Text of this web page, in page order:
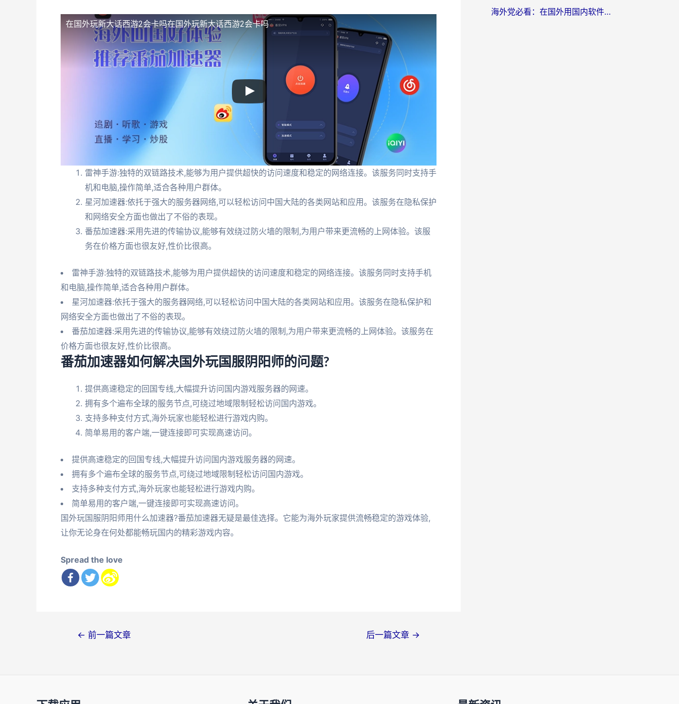
在国外玩新大话西游2会卡吗在国外玩新大话西游2会卡吗
雷神手游:独特的双链路技术,能够为用户提供超快的访问速度和稳定的网络连接。该服务同时支持手
机和电脑,操作简单,适合各种用户群体。
星河加速器:依托于强大的服务器网络,可以轻松访问中国大陆的各类网站和应用。该服务在隐私保护
和网络安全方面也做出了不俗的表现。
番茄加速器:采用先进的传输协议,能够有效绕过防火墙的限制,为用户带来更流畅的上网体验。该服
务在价格方面也很友好,性价比很高。
雷神手游:独特的双链路技术,能够为用户提供超快的访问速度和稳定的网络连接。该服务同时支持手机
和电脑,操作简单,适合各种用户群体。
星河加速器:依托于强大的服务器网络,可以轻松访问中国大陆的各类网站和应用。该服务在隐私保护和
网络安全方面也做出了不俗的表现。
番茄加速器:采用先进的传输协议,能够有效绕过防火墙的限制,为用户带来更流畅的上网体验。该服务在
价格方面也很友好,性价比很高。
番茄加速器如何解决国外玩国服阴阳师的问题?
提供高速稳定的回国专线,大幅提升访问国内游戏服务器的网速。
拥有多个遍布全球的服务节点,可绕过地域限制轻松访问国内游戏。
支持多种支付方式,海外玩家也能轻松进行游戏内购。
简单易用的客户端,一键连接即可实现高速访问。
提供高速稳定的回国专线,大幅提升访问国内游戏服务器的网速。
拥有多个遍布全球的服务节点,可绕过地域限制轻松访问国内游戏。
支持多种支付方式,海外玩家也能轻松进行游戏内购。
简单易用的客户端,一键连接即可实现高速访问。
国外玩国服阴阳师用什么加速器?番茄加速器无疑是最佳选择。它能为海外玩家提供流畅稳定的游戏体验,
让你无论身在何处都能畅玩国内的精彩游戏内容。
Spread the love
← 前一篇文章 后一篇文章 →
海外党必看：在国外用国内软件用什么加速器好？解决追剧游戏办公的终极指南